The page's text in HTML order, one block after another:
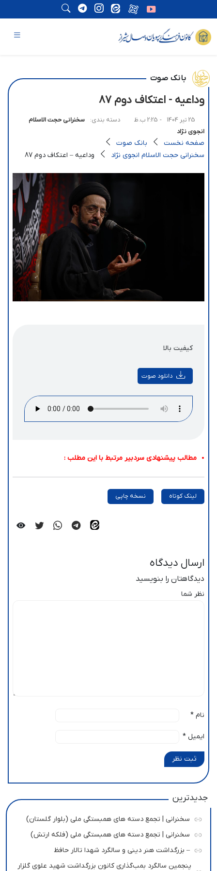
بانک صوت
وداعیه - اعتکاف دوم 87
25 تیر 1404 - 2:25 ب.ظ دسته بندی:
سخنرانی حجت الاسلام
انجوی نژاد
صفحه نخست
بانک صوت
سخنرانی حجت الاسلام انجوی نژاد
وداعیه – اعتکاف دوم 87
کیفیت بالا
دانلود صوت
مطالب پیشنهادی سردبیر مرتبط با این مطلب :
لینک کوتاه نسخه چاپی
ارسال دیدگاه
دیدگاهتان را بنویسید
نظر شما
نام *
ایمیل *
ثبت نظر
جدیدترین
سخنرانی | تجمع دسته های همبستگی ملی (بلوار گلستان)
سخنرانی | تجمع دسته های همبستگی ملی (فلکه ارتش)
– بزرگداشت هنر دینی و سالگرد شهدا تالار حافظ
پنجمین سالگرد بمب‌گذاری کانون بزرگداشت شهید علوی گلزار